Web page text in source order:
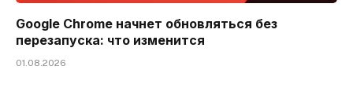
Google Chrome начнет обновляться без
перезапуска: что изменится
01.08.2026